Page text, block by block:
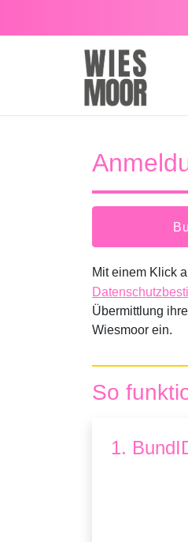
Mit einem Klick
Übermittlung
Wiesmoor ein.
So
1.